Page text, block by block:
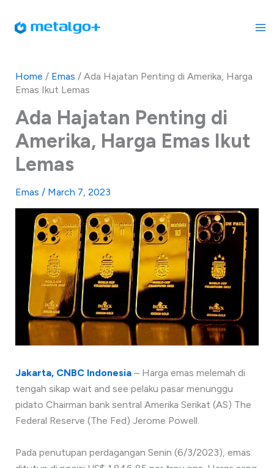
Home / Emas / Ada Hajatan Penting di Amerika, Harga
Emas Ikut Lemas
Ada Hajatan Penting di
Amerika, Harga Emas Ikut
Lemas
Emas / March 7, 2023
Jakarta, CNBC Indonesia – Harga emas melemah di
tengah sikap wait and see pelaku pasar menunggu
pidato Chairman bank sentral Amerika Serikat (AS) The
Federal Reserve (The Fed) Jerome Powell.
Pada penutupan perdagangan Senin (6/3/2023), emas